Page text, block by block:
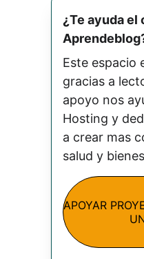
¿Te ayuda el
Este espacio
gracias a
apoyo nos
Hosting y
a crear mas
salud y
APOYAR